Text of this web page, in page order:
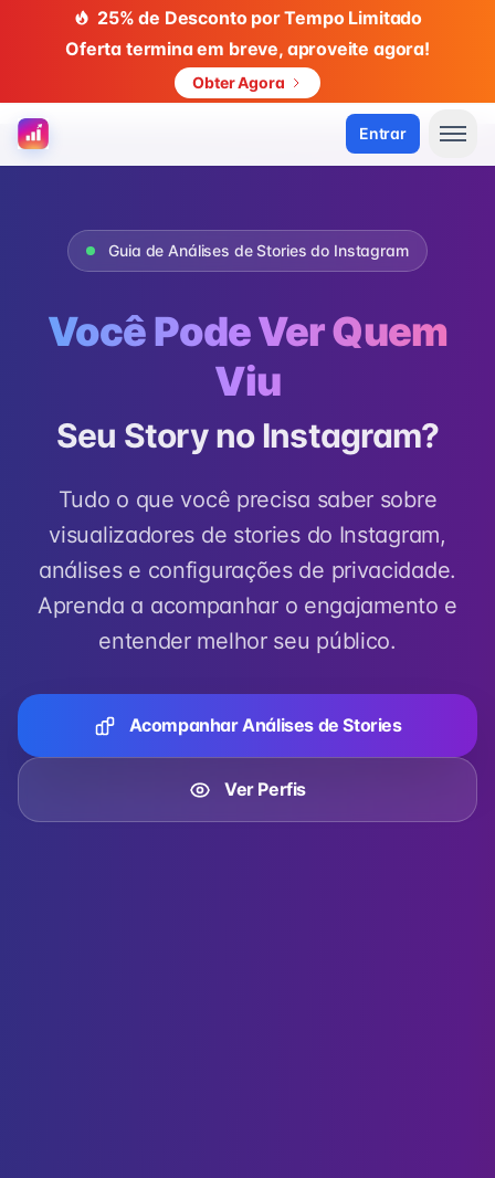
25% de Desconto por Tempo Limitado
Oferta termina em breve, aproveite agora!
Obter Agora
Entrar
Guia de Análises de Stories do Instagram
Você Pode Ver Quem
Viu
Seu Story no Instagram?
Tudo o que você precisa saber sobre
visualizadores de stories do Instagram,
análises e configurações de privacidade.
Aprenda a acompanhar o engajamento e
entender melhor seu público.
Acompanhar Análises de Stories
Ver Perfis